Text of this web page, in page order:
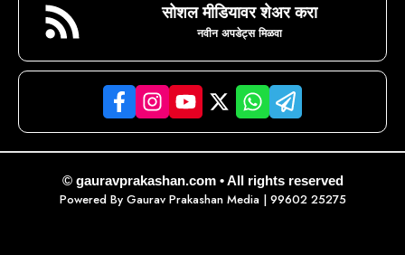
सोशल मीडियावर शेअर करा
नवीन अपडेट्स मिळवा
© gauravprakashan.com • All rights reserved
Powered By Gaurav Prakashan Media| 99602 25275